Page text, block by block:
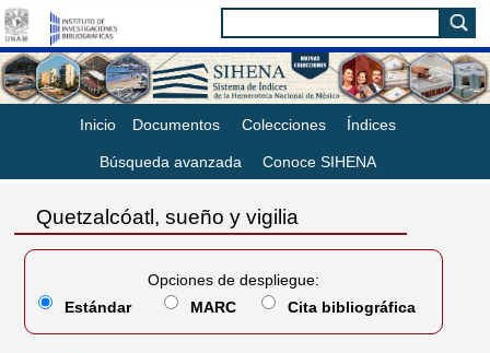
Inicio Documentos Colecciones Índices
Búsqueda avanzada Conoce SIHENA
Quetzalcóatl, sueño y vigilia
Opciones de despliegue:
Estándar
MARC Cita bibliográfica